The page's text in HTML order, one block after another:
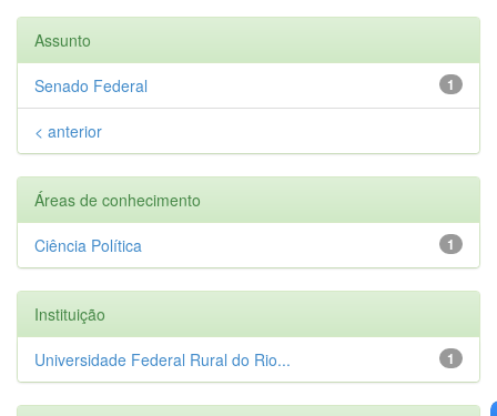
Assunto
1
Senado Federal
< anterior
Áreas de conhecimento
1
Ciência Política
Instituição
1
Universidade Federal Rural do Rio...